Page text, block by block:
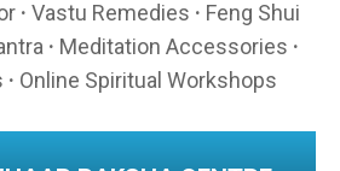
· Vastu Remedies · Feng Shui
· Meditation Accessories ·
· Online Spiritual Workshops